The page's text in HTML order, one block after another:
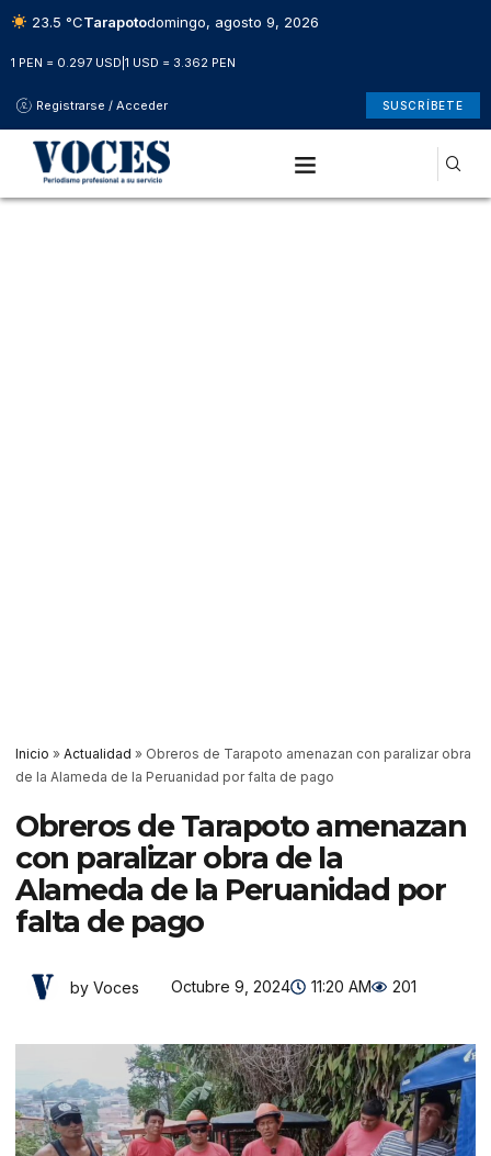
23.5 °CTarapotodomingo, agosto 9, 2026
1 PEN = 0.297 USD 1 USD = 3.362 PEN
Registrarse / Acceder SUSCRÍBETE
Inicio » Actualidad » Obreros de Tarapoto amenazan con paralizar obra
de la Alameda de la Peruanidad por falta de pago
Obreros de Tarapoto amenazan
con paralizar obra de la
Alameda de la Peruanidad por
falta de pago
by Voces Octubre 9, 2024 11:20 AM 201